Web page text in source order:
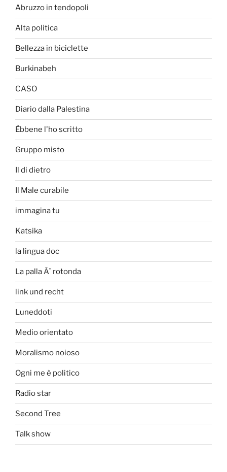
Abruzzo in tendopoli
Alta politica
Bellezza in biciclette
Burkinabeh
CASO
Diario dalla Palestina
Èbbene l'ho scritto
Gruppo misto
Il di dietro
Il Male curabile
immagina tu
Katsika
la lingua doc
La palla Ã¨ rotonda
link und recht
Luneddoti
Medio orientato
Moralismo noioso
Ogni me è politico
Radio star
Second Tree
Talk show